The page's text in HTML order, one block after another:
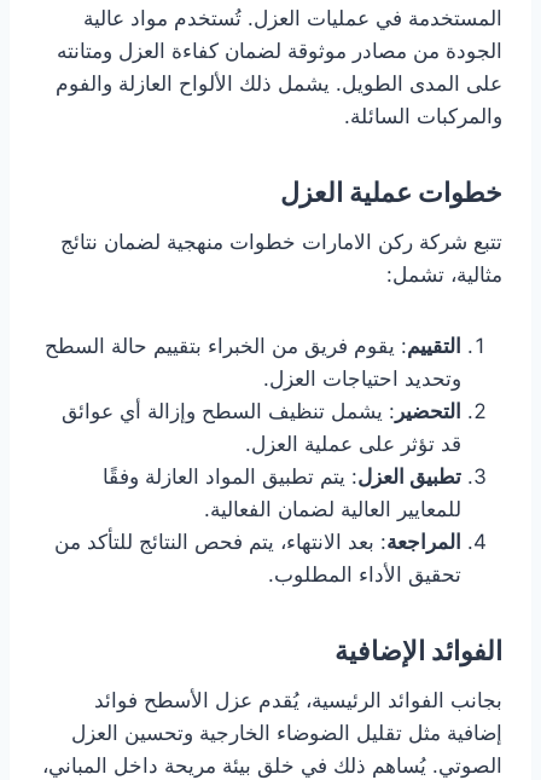
المستخدمة في عمليات العزل. تُستخدم مواد عالية
الجودة من مصادر موثوقة لضمان كفاءة العزل ومتانته
على المدى الطويل. يشمل ذلك الألواح العازلة والفوم
والمركبات السائلة.
خطوات عملية العزل
تتبع شركة ركن الامارات خطوات منهجية لضمان نتائج
مثالية، تشمل:
التقييم: يقوم فريق من الخبراء بتقييم حالة السطح
وتحديد احتياجات العزل.
التحضير : يشمل تنظيف السطح وإزالة أي عوائق
قد تؤثر على عملية العزل.
تطبيق العزل: يتم تطبيق المواد العازلة وفقًا
للمعايير العالية لضمان الفعالية.
المراجعة: بعد الانتهاء، يتم فحص النتائج للتأكد من
تحقيق الأداء المطلوب.
الفوائد الإضافية
بجانب الفوائد الرئيسية، يُقدم عزل الأسطح فوائد
إضافية مثل تقليل الضوضاء الخارجية وتحسين العزل
الصوتي. يُساهم ذلك في خلق بيئة مريحة داخل المباني،